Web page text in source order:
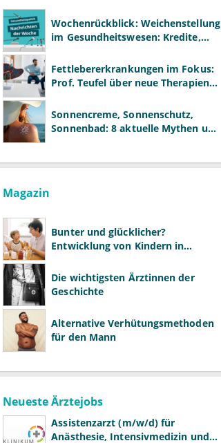
Wochenrückblick: Weichenstellung
im Gesundheitswesen: Kredite,
Fettlebererkrankungen im Fokus:
Prof. Teufel über neue Therapien
Sonnencreme, Sonnenschutz,
Sonnenbad: 8 aktuelle Mythen und
Magazin
Bunter und glücklicher?
Entwicklung von Kindern in
Die wichtigsten Ärztinnen der
Geschichte
Alternative Verhütungsmethoden
für den Mann
Neueste Ärztejobs
Assistenzarzt (m/w/d) für
Anästhesie, Intensivmedizin und